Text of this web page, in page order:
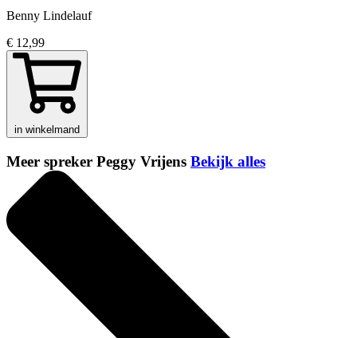
Benny Lindelauf
€ 12,99
in winkelmand
Meer spreker Peggy Vrijens Bekijk alles